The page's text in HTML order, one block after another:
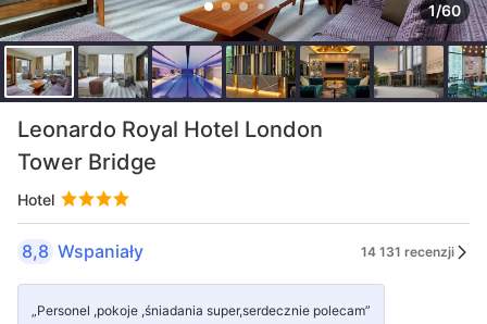
1/60
Leonardo Royal Hotel London
Tower Bridge
Hotel
8,8 Wspaniały 14 131 recenzji
„Personel ,pokoje ,śniadania super,serdecznie polecam”